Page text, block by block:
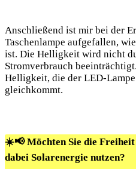
Anschließend ist⁤ mir bei der
Taschenlampe aufgefallen,
ist. Die Helligkeit ​wird nicht
Stromverbrauch
Helligkeit, die der LED-
gleichkommt.
☀️📢 Möchten Sie die Freiheit
dabei Solarenergie nutzen?